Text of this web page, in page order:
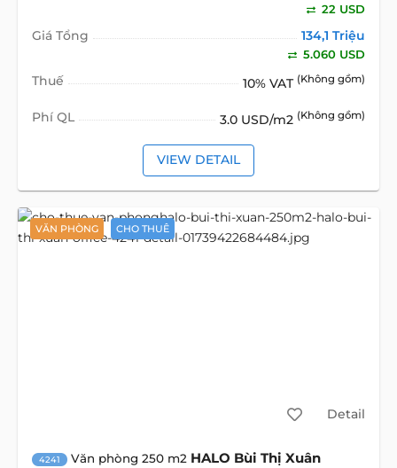
22 USD
Giá Tổng 134,1 Triệu
5.060 USD
Thuế 10% VAT (Không gồm)
Phí QL 3.0 USD/m2 (Không gồm)
VIEW DETAIL
VĂN PHÒNG CHO THUÊ
Detail
4241 Văn phòng 250 m2 HALO Bùi Thị Xuân